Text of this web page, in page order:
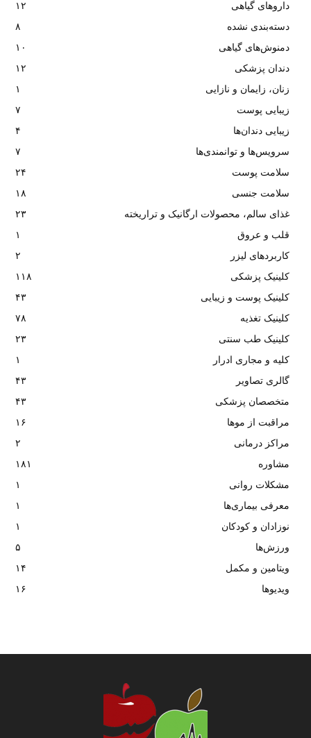
داروهای گیاهی
۱۲
دسته‌بندی نشده
۸
دمنوش‌های گیاهی
۱۰
دندان پزشکی
۱۲
زنان، زایمان و نازایی
۱
زیبایی پوست
۷
زیبایی دندان‌ها
۴
سرویس‌ها و توانمندی‌ها
۷
سلامت پوست
۲۴
سلامت جنسی
۱۸
غذای سالم، محصولات ارگانیک و تراریخته
۲۳
قلب و عروق
۱
کاربردهای لیزر
۲
کلینیک پزشکی
۱۱۸
کلینیک پوست و زیبایی
۴۳
کلینیک تغذیه
۷۸
کلینیک طب سنتی
۲۳
کلیه و مجاری ادرار
۱
گالری تصاویر
۴۳
متخصصان پزشکی
۴۳
مراقبت از موها
۱۶
مراکز درمانی
۲
مشاوره
۱۸۱
مشکلات روانی
۱
معرفی بیماری‌ها
۱
نوزادان و کودکان
۱
ورزش‌ها
۵
ویتامین و مکمل
۱۴
ویدیوها
۱۶